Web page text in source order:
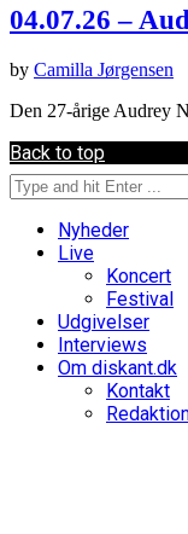
04.07.26 –
by Camilla Jørgensen
Den 27-årige Audrey
Back to top
Search
for:
Nyheder
Live
Koncert
Festival
Udgivelser
Interviews
Om diskant.dk
Kontakt